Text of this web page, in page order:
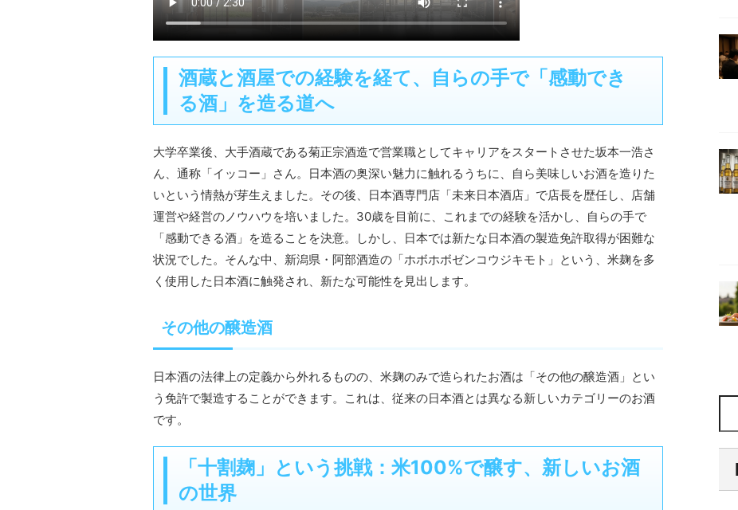
酒蔵と酒屋での経験を経て、自らの手で「感動でき
る酒」を造る道へ
大学卒業後、大手酒蔵である菊正宗酒造で営業職としてキャリアをスタートさせた坂本一浩さ
ん、通称「イッコー」さん。日本酒の奥深い魅力に触れるうちに、自ら美味しいお酒を造りた
いという情熱が芽生えました。その後、日本酒専門店「未来日本酒店」で店長を歴任し、店舗
運営や経営のノウハウを培いました。30歳を目前に、これまでの経験を活かし、自らの手で
「感動できる酒」を造ることを決意。しかし、日本では新たな日本酒の製造免許取得が困難な
状況でした。そんな中、新潟県・阿部酒造の「ホボホボゼンコウジキモト」という、米麹を多
く使用した日本酒に触発され、新たな可能性を見出します。
その他の醸造酒
日本酒の法律上の定義から外れるものの、米麹のみで造られたお酒は「その他の醸造酒」とい
う免許で製造することができます。これは、従来の日本酒とは異なる新しいカテゴリーのお酒
です。
「十割麹」という挑戦：米100%で醸す、新しいお酒
の世界